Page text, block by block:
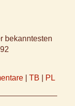
bekanntesten
TB PL